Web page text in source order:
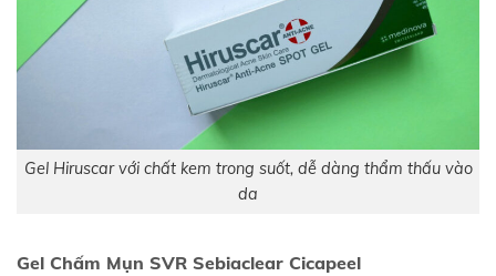
Gel Hiruscar với chất kem trong suốt, dễ dàng thẩm thấu vào
da
Gel Chấm Mụn SVR Sebiaclear Cicapeel